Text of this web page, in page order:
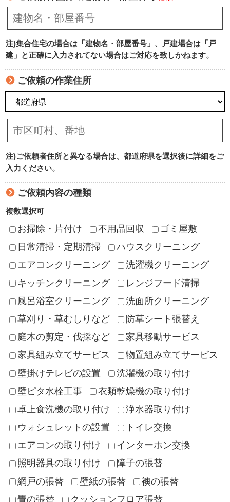
注)集合住宅の場合は「建物名・部屋番号」、戸建場合は「戸
建」と正確に入力されてない場合はご対応を致しかねます。
ご依頼の作業住所
注)ご依頼者住所と異なる場合は、都道府県を選択後に詳細をご
入力ください。
ご依頼内容の種類
複数選択可
お掃除・片付け 不用品回収
ゴミ屋敷
日常清掃・定期清掃
ハウスクリーニング
エアコンクリーニング
洗濯機クリーニング
キッチンクリーニング
レンジフード清掃
風呂浴室クリーニング
洗面所クリーニング
草刈り・草むしりなど
防草シート張替え
庭木の剪定・伐採など
家具移動サービス
家具組み立てサービス
物置組み立てサービス
壁掛けテレビの設置
洗濯機の取り付け
壁ピタ水栓工事
衣類乾燥機の取り付け
卓上食洗機の取り付け
浄水器取り付け
ウォシュレットの設置
トイレ交換
エアコンの取り付け
インターホン交換
照明器具の取り付け
障子の張替
網戸の張替
壁紙の張替
襖の張替
畳の張替
クッションフロア張替